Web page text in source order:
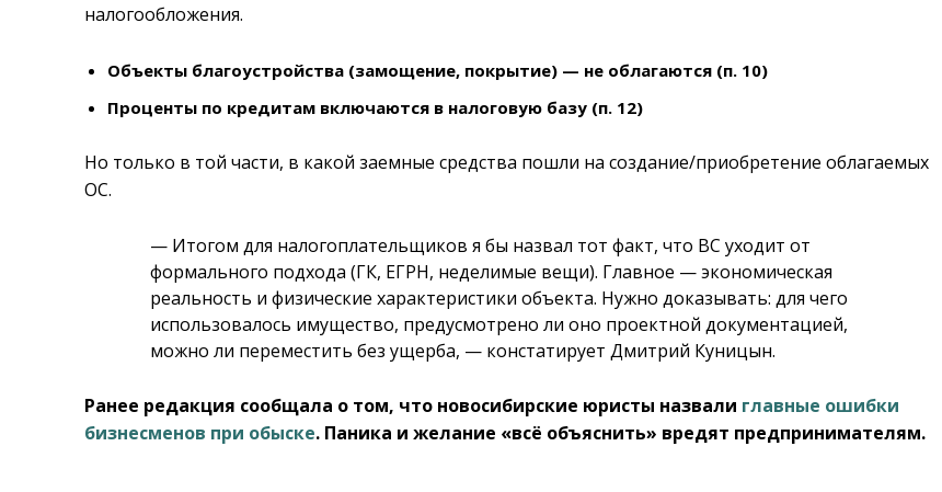
налогообложения.
Объекты благоустройства (замощение, покрытие) — не облагаются (п. 10)
Проценты по кредитам включаются в налоговую базу (п. 12)
Но только в той части, в какой заемные средства пошли на создание/приобретение облагаемых
ОС.
— Итогом для налогоплательщиков я бы назвал тот факт, что ВС уходит от
формального подхода (ГК, ЕГРН, неделимые вещи). Главное — экономическая
реальность и физические характеристики объекта. Нужно доказывать: для чего
использовалось имущество, предусмотрено ли оно проектной документацией,
можно ли переместить без ущерба, — констатирует Дмитрий Куницын.
Ранее редакция сообщала о том, что новосибирские юристы назвали главные ошибки
бизнесменов при обыске. Паника и желание «всё объяснить» вредят предпринимателям.